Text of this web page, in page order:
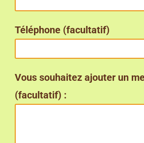
Téléphone (facultatif)
Vous souhaitez ajouter un
(facultatif) :